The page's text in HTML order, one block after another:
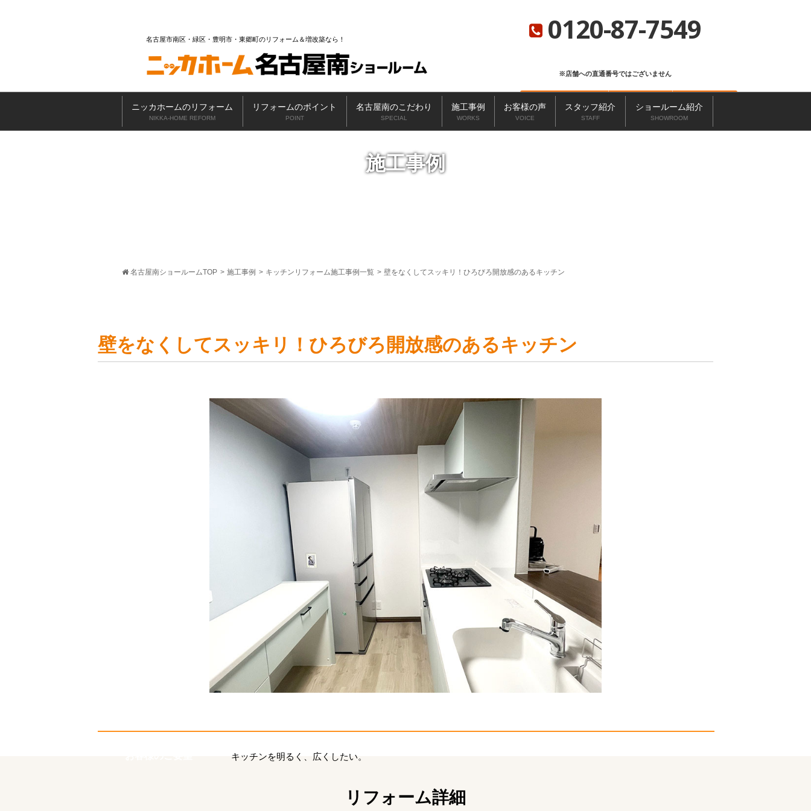
名古屋市南区・緑区・豊明市・東郷町のリフォーム＆増改築なら 0120-87-7549
※店舗への直通番号ではございません
無料見積もり 来店予約
ニッカホームのリフォーム
NIKKA-HOME REFORM
リフォームのポイント
POINT
名古屋南のこだわり
SPECIAL
施工事例
WORKS
お客様の声
VOICE
スタッフ紹介
STAFF
ショールーム紹介
SHOWROOM
施工事例
名古屋南ショールームTOP > 施工事例 > キッチンリフォーム施工事例一覧 > 壁をなくしてスッキリ！ひろびろ開放感のあるキッチン
壁をなくしてスッキリ！ひろびろ開放感のあるキッチン
キッチンを明るく、広くしたい。
リフォーム詳細